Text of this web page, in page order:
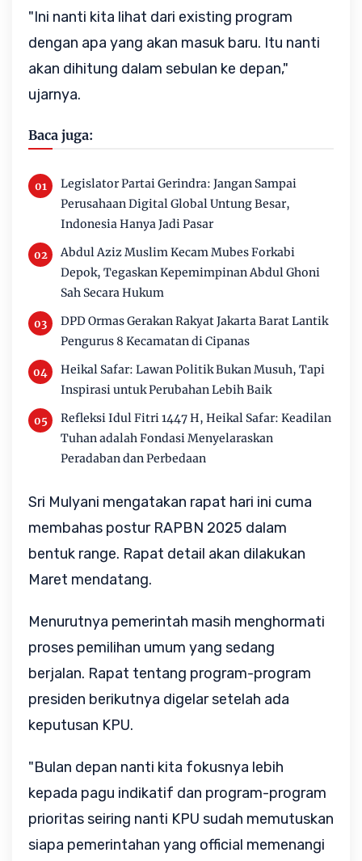
"Ini nanti kita lihat dari existing program
dengan apa yang akan masuk baru. Itu nanti
akan dihitung dalam sebulan ke depan,"
ujarnya.
Baca juga:
Legislator Partai Gerindra: Jangan Sampai
Perusahaan Digital Global Untung Besar,
Indonesia Hanya Jadi Pasar
Abdul Aziz Muslim Kecam Mubes Forkabi
Depok, Tegaskan Kepemimpinan Abdul Ghoni
Sah Secara Hukum
DPD Ormas Gerakan Rakyat Jakarta Barat Lantik
Pengurus 8 Kecamatan di Cipanas
Heikal Safar: Lawan Politik Bukan Musuh, Tapi
Inspirasi untuk Perubahan Lebih Baik
Refleksi Idul Fitri 1447 H, Heikal Safar: Keadilan
Tuhan adalah Fondasi Menyelaraskan
Peradaban dan Perbedaan
Sri Mulyani mengatakan rapat hari ini cuma
membahas postur RAPBN 2025 dalam
bentuk range. Rapat detail akan dilakukan
Maret mendatang.
Menurutnya pemerintah masih menghormati
proses pemilihan umum yang sedang
berjalan. Rapat tentang program-program
presiden berikutnya digelar setelah ada
keputusan KPU.
"Bulan depan nanti kita fokusnya lebih
kepada pagu indikatif dan program-program
prioritas seiring nanti KPU sudah memutuskan
siapa pemerintahan yang official memenangi